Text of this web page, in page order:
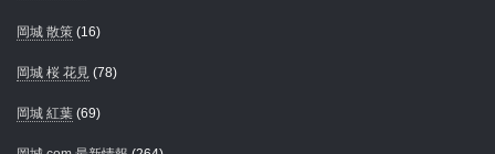
岡城 散策 (16)
岡城 桜 花見 (78)
岡城 紅葉 (69)